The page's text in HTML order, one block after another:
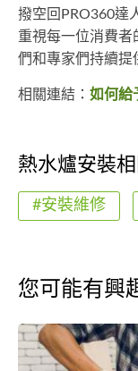
撥空回PRO360達
重視每一位消費
們和專家們持續提
相關連結： 如何給
熱水爐安裝
#安裝維修
您可能有興